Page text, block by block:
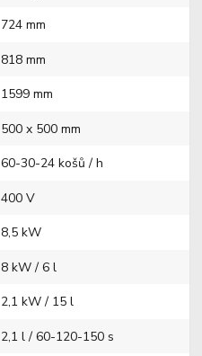
724 mm
818 mm
1599 mm
500 x 500 mm
60-30-24 košů / h
400 V
8,5 kW
8 kW / 6 l
2,1 kW / 15 l
2,1 l / 60-120-150 s